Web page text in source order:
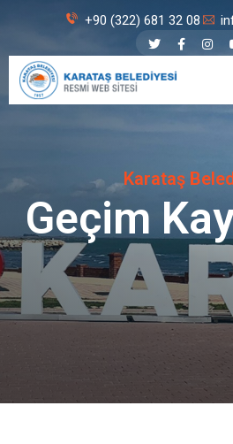
+90 (322) 681 32 08
Karataş
Geçim